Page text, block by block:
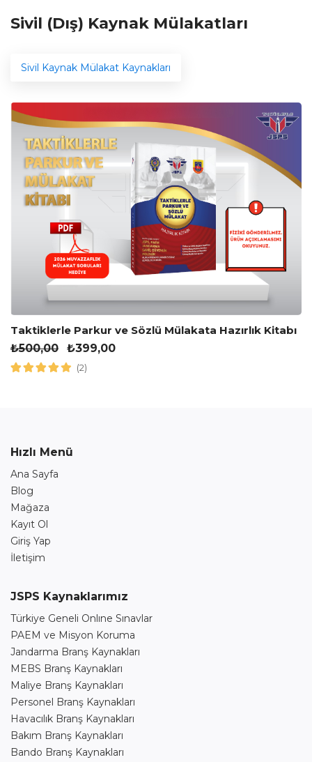
Sivil (Dış) Kaynak Mülakatları
Sivil Kaynak Mülakat Kaynakları
Taktiklerle Parkur ve Sözlü Mülakata Hazırlık Kitabı
₺500,00 ₺399,00
(2)
Hızlı Menü
Ana Sayfa
Blog
Mağaza
Kayıt Ol
Giriş Yap
İletişim
JSPS Kaynaklarımız
Türkiye Geneli Onlıne Sınavlar
PAEM ve Misyon Koruma
Jandarma Branş Kaynakları
MEBS Branş Kaynakları
Maliye Branş Kaynakları
Personel Branş Kaynakları
Havacılık Branş Kaynakları
Bakım Branş Kaynakları
Bando Branş Kaynakları